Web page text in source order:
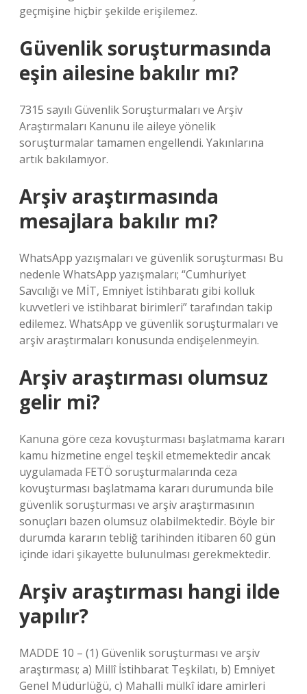
geçmişine hiçbir şekilde erişilemez.
Güvenlik soruşturmasında
eşin ailesine bakılır mı?
7315 sayılı Güvenlik Soruşturmaları ve Arşiv
Araştırmaları Kanunu ile aileye yönelik
soruşturmalar tamamen engellendi. Yakınlarına
artık bakılamıyor.
Arşiv araştırmasında
mesajlara bakılır mı?
WhatsApp yazışmaları ve güvenlik soruşturması Bu
nedenle WhatsApp yazışmaları; “Cumhuriyet
Savcılığı ve MİT, Emniyet İstihbaratı gibi kolluk
kuvvetleri ve istihbarat birimleri” tarafından takip
edilemez. WhatsApp ve güvenlik soruşturmaları ve
arşiv araştırmaları konusunda endişelenmeyin.
Arşiv araştırması olumsuz
gelir mi?
Kanuna göre ceza kovuşturması başlatmama kararı
kamu hizmetine engel teşkil etmemektedir ancak
uygulamada FETÖ soruşturmalarında ceza
kovuşturması başlatmama kararı durumunda bile
güvenlik soruşturması ve arşiv araştırmasının
sonuçları bazen olumsuz olabilmektedir. Böyle bir
durumda kararın tebliğ tarihinden itibaren 60 gün
içinde idari şikayette bulunulması gerekmektedir.
Arşiv araştırması hangi ilde
yapılır?
MADDE 10 – (1) Güvenlik soruşturması ve arşiv
araştırması; a) Millî İstihbarat Teşkilatı, b) Emniyet
Genel Müdürlüğü, c) Mahalli mülkî idare amirleri